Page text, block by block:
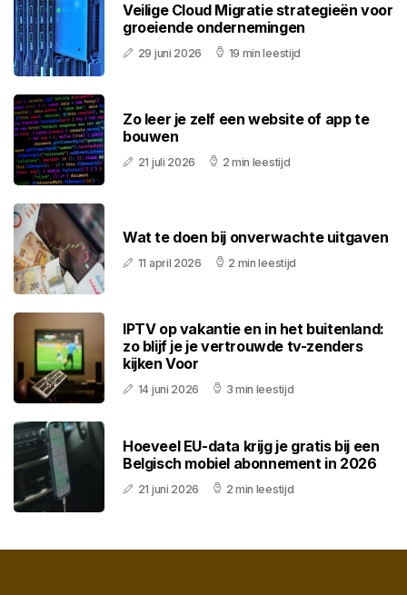
Veilige Cloud Migratie strategieën voor
groeiende ondernemingen
29 juni 2026 19 min leestijd
Zo leer je zelf een website of app te
bouwen
21 juli 2026 2 min leestijd
Wat te doen bij onverwachte uitgaven
11 april 2026 2 min leestijd
IPTV op vakantie en in het buitenland:
zo blijf je je vertrouwde tv-zenders
kijken Voor
14 juni 2026 3 min leestijd
Hoeveel EU-data krijg je gratis bij een
Belgisch mobiel abonnement in 2026
21 juni 2026 2 min leestijd